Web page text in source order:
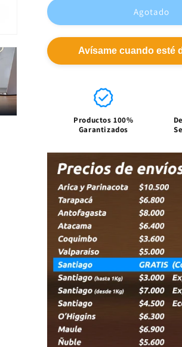
Nexxt
Home
AX1800
Pack
mesh
Home
2
Pack
Agotado
Avísame cuando esté
Productos 100%
Garantizados